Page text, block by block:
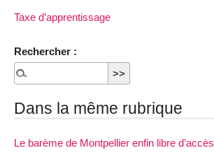
Taxe d’apprentissage
Rechercher :
Dans la même rubrique
Le barème de Montpellier enfin libre d’accès